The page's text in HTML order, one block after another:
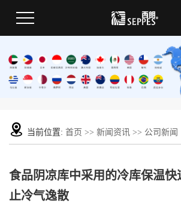
当前位置: 首页 >> 新闻资讯 >> 公司新闻
食品阴凉库中采用的冷库保温快
止冷气逸散